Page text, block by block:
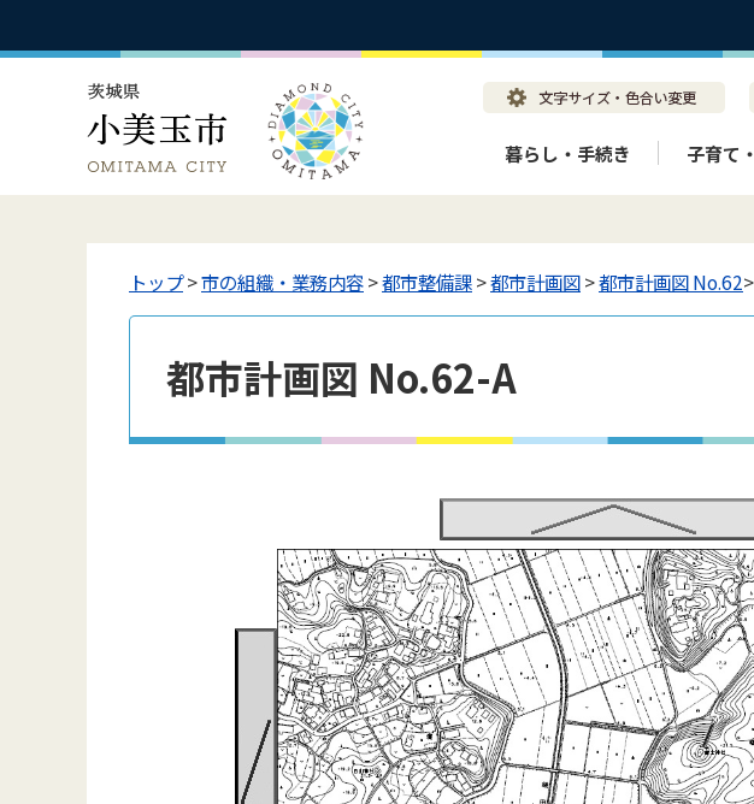
暮らし・手続き 子育て
トップ>市の組織・業務内容>都市整備課>都市計画図>都市計画図 No.62
都市計画図 No.62-A